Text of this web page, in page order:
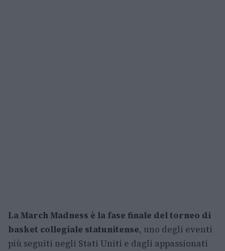
La March Madness è la fase finale del torneo di
basket collegiale statunitense, uno degli eventi
più seguiti negli Stati Uniti e dagli appassionati